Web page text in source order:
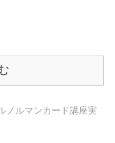
ルノルマンカード講座実